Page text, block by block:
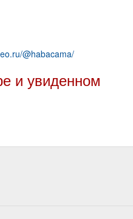
@habacama/
и увиденном